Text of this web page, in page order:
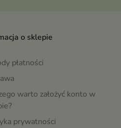
o sklepie
płatności
warto założyć konto w
prywatności